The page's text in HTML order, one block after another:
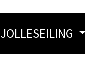
JOLLESEILING